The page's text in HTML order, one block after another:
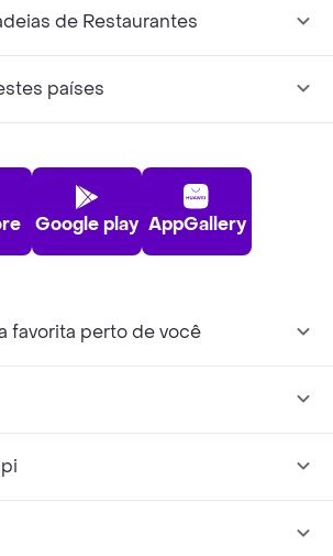
de Restaurantes
países
Google play AppGallery
favorita perto de você